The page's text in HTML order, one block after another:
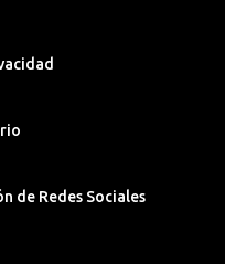
de Redes Sociales